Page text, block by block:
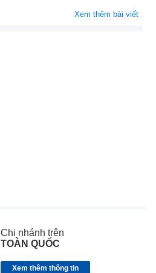
Xem thêm bài viết
Chi nhánh trên
TOÀN QUỐC
Xem thêm thông tin